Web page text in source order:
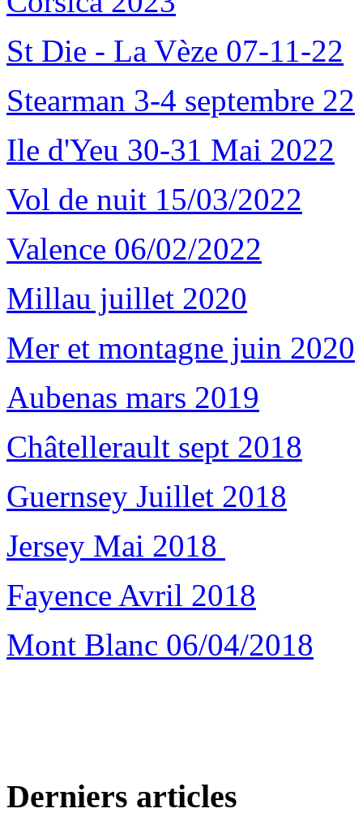
St Die - La Vèze 07-11-22
Stearman 3-4 septembre 22
Ile d'Yeu 30-31 Mai 2022
Vol de nuit 15/03/2022
Valence 06/02/2022
Millau juillet 2020
Mer et montagne juin 2020
Aubenas mars 2019
Châtellerault sept 2018
Guernsey Juillet 2018
Jersey Mai 2018
Fayence Avril 2018
Mont Blanc 06/04/2018
Derniers articles